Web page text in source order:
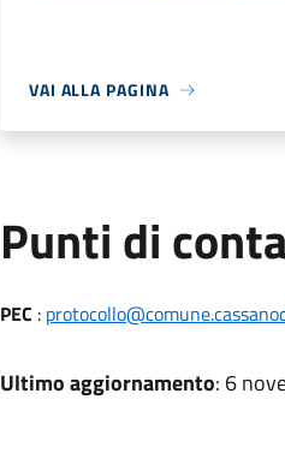
VAI ALLA PAGINA
Punti di
PEC :
Ultimo aggiornamento: 6